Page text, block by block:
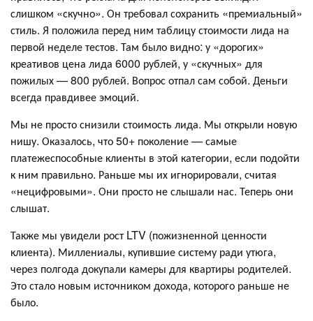
слишком «скучно». Он требовал сохранить «премиальный»
стиль. Я положила перед ним таблицу стоимости лида на
первой неделе тестов. Там было видно: у «дорогих»
креативов цена лида 6000 рублей, у «скучных» для
пожилых — 800 рублей. Вопрос отпал сам собой. Деньги
всегда правдивее эмоций.
Мы не просто снизили стоимость лида. Мы открыли новую
нишу. Оказалось, что 50+ поколение — самые
платежеспособные клиенты в этой категории, если подойти
к ним правильно. Раньше мы их игнорировали, считая
«нецифровыми». Они просто не слышали нас. Теперь они
слышат.
Также мы увидели рост LTV (пожизненной ценности
клиента). Миллениалы, купившие систему ради утюга,
через полгода докупали камеры для квартиры родителей.
Это стало новым источником дохода, которого раньше не
было.